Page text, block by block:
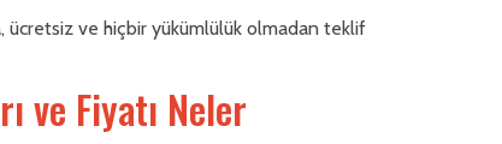
ücretsiz ve hiçbir yükümlülük olmadan teklif
ve Fiyatı Neler